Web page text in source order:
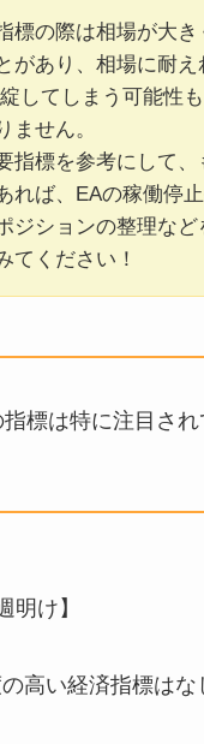
標の際は相場が大き
があり、相場に耐え
してしまう可能性
ません。
指標を参考にして、
れば、EAの稼働停
ジションの整理など
てください！
指標は特に注目さ
明け】
高い経済指標はな